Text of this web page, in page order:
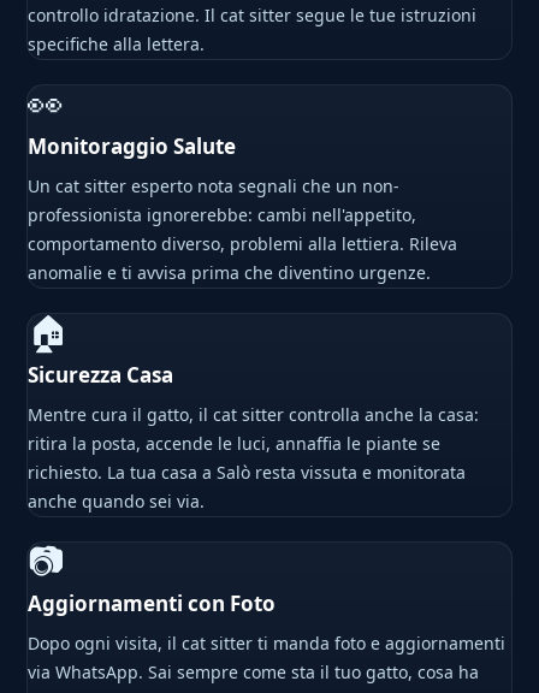
controllo idratazione. Il cat sitter segue le tue istruzioni
specifiche alla lettera.
👀
Monitoraggio Salute
Un cat sitter esperto nota segnali che un non-
professionista ignorerebbe: cambi nell'appetito,
comportamento diverso, problemi alla lettiera. Rileva
anomalie e ti avvisa prima che diventino urgenze.
🏠
Sicurezza Casa
Mentre cura il gatto, il cat sitter controlla anche la casa:
ritira la posta, accende le luci, annaffia le piante se
richiesto. La tua casa a Salò resta vissuta e monitorata
anche quando sei via.
📷
Aggiornamenti con Foto
Dopo ogni visita, il cat sitter ti manda foto e aggiornamenti
via WhatsApp. Sai sempre come sta il tuo gatto, cosa ha